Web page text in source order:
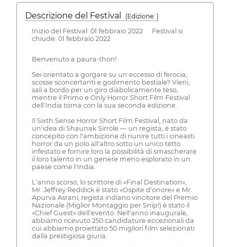
Descrizione del Festival
( Edizione: )
Inizio del Festival: 01 febbraio 2022 Festival si
chiude: 01 febbraio 2022
Benvenuto a paura-thon!
Sei orientato a gorgare su un eccesso di ferocia,
scosse sconcertanti e godimento bestiale? Vieni,
sali a bordo per un giro diabolicamente teso,
mentre il Primo e Only Horror Short Film Festival
dell'India torna con la sua seconda edizione.
Il Sixth Sense Horror Short Film Festival, nato da
un'idea di Shaunak Sirrole — un regista, è stato
concepito con l'ambizione di riunire tutti i cineasti
horror da un polo all'altro sotto un unico tetto
infestato e fornire loro la possibilità di smascherare
il loro talento in un genere meno esplorato in un
paese come l'India.
L'anno scorso, lo scrittore di «Final Destination»,
Mr. Jeffrey Reddick è stato «Ospite d'onore» e Mr.
Apurva Asrani, regista indiano vincitore del Premio
Nazionale (Miglior Montaggio per Snip!) è stato il
«Chief Guest» dell'evento. Nell'anno inaugurale,
abbiamo ricevuto 250 candidature eccezionali da
cui abbiamo proiettato 50 migliori film selezionati
dalla prestigiosa giuria.